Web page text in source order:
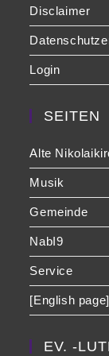
Disclaimer
Login
SEITEN
Alte
Musik
Gemeinde
NabI9
Service
[English page]
EV. -